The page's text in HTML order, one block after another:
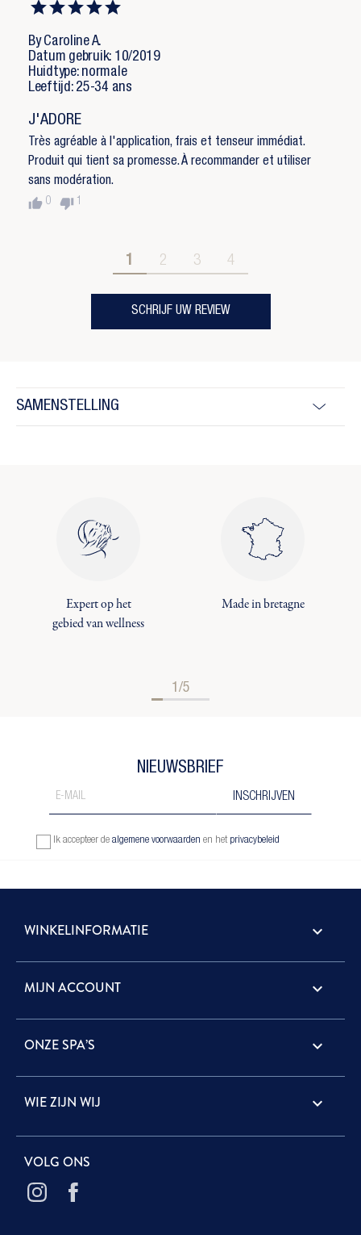
By Caroline A.
Datum gebruik: 10/2019
Huidtype: normale
Leeftijd: 25-34 ans
J'ADORE
Très agréable à l'application, frais et tenseur immédiat.
Produit qui tient sa promesse. À recommander et utiliser
sans modération.
thumb_up 0 thumb_down 1
1 2 3 4
SCHRIJF UW REVIEW
SAMENSTELLING
Expert op het
gebied van wellness
Made in bretagne
1/5
NIEUWSBRIEF
Ik accepteer de algemene voorwaarden en het privacybeleid
WINKELINFORMATIE keyboard_arrow_down
MIJN ACCOUNT 
ONZE SPA’S 
WIE ZIJN WIJ 
VOLG ONS